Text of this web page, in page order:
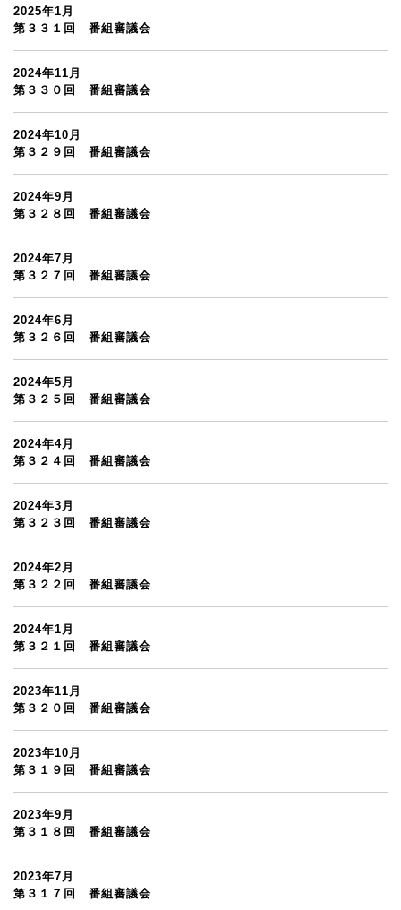
2025年1月
第３３１回 番組審議会
2024年11月
第３３０回 番組審議会
2024年10月
第３２９回 番組審議会
2024年9月
第３２８回 番組審議会
2024年7月
第３２７回 番組審議会
2024年6月
第３２６回 番組審議会
2024年5月
第３２５回 番組審議会
2024年4月
第３２４回 番組審議会
2024年3月
第３２３回 番組審議会
2024年2月
第３２２回 番組審議会
2024年1月
第３２１回 番組審議会
2023年11月
第３２０回 番組審議会
2023年10月
第３１９回 番組審議会
2023年9月
第３１８回 番組審議会
2023年7月
第３１７回 番組審議会